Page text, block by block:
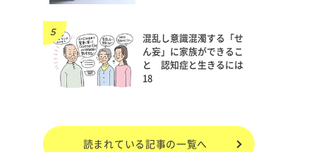
混乱し意識混濁する「せ
ん妄」に家族ができるこ
と 認知症と生きるには
18
読まれている記事の一覧へ